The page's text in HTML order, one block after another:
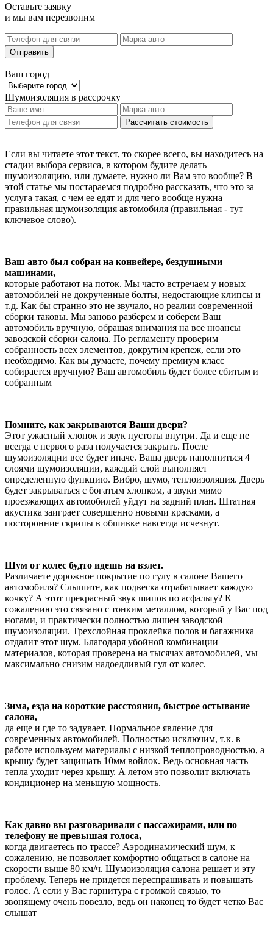
Оставьте заявку
и мы вам перезвоним
Отправить
Ваш город
Шумоизоляция в рассрочку
Рассчитать стоимость
Если вы читаете этот текст, то скорее всего, вы находитесь на
стадии выбора сервиса, в котором будите делать
шумоизоляцию, или думаете, нужно ли Вам это вообще? В
этой статье мы постараемся подробно рассказать, что это за
услуга такая, с чем ее едят и для чего вообще нужна
правильная шумоизоляция автомобиля (правильная - тут
ключевое слово).
Ваш авто был собран на конвейере, бездушными
машинами,
которые работают на поток. Мы часто встречаем у новых
автомобилей не докрученные болты, недостающие клипсы и
т.д. Как бы странно это не звучало, но реалии современной
сборки таковы. Мы заново разберем и соберем Ваш
автомобиль вручную, обращая внимания на все нюансы
заводской сборки салона. По регламенту проверим
собранность всех элементов, докрутим крепеж, если это
необходимо. Как вы думаете, почему премиум класс
собирается вручную? Ваш автомобиль будет более сбитым и
собранным
Помните, как закрываются Ваши двери?
Этот ужасный хлопок и звук пустоты внутри. Да и еще не
всегда с первого раза получается закрыть. После
шумоизоляции все будет иначе. Ваша дверь наполниться 4
слоями шумоизоляции, каждый слой выполняет
определенную функцию. Вибро, шумо, теплоизоляция. Дверь
будет закрываться с богатым хлопком, а звуки мимо
проезжающих автомобилей уйдут на задний план. Штатная
акустика заиграет совершенно новыми красками, а
посторонние скрипы в обшивке навсегда исчезнут.
Шум от колес будто идешь на взлет.
Различаете дорожное покрытие по гулу в салоне Вашего
автомобиля? Слышите, как подвеска отрабатывает каждую
кочку? А этот прекрасный звук шипов по асфальту? К
сожалению это связано с тонким металлом, который у Вас под
ногами, и практически полностью лишен заводской
шумоизоляции. Трехслойная проклейка полов и багажника
отдалит этот шум. Благодаря убойной комбинации
материалов, которая проверена на тысячах автомобилей, мы
максимально снизим надоедливый гул от колес.
Зима, езда на короткие расстояния, быстрое остывание
салона,
да еще и где то задувает. Нормальное явление для
современных автомобилей. Полностью исключим, т.к. в
работе используем материалы с низкой теплопроводностью, а
крышу будет защищать 10мм войлок. Ведь основная часть
тепла уходит через крышу. А летом это позволит включать
кондиционер на меньшую мощность.
Как давно вы разговаривали с пассажирами, или по
телефону не превышая голоса,
когда двигаетесь по трассе? Аэродинамический шум, к
сожалению, не позволяет комфортно общаться в салоне на
скорости выше 80 км/ч. Шумоизоляция салона решает и эту
проблему. Теперь не придется переспрашивать и повышать
голос. А если у Вас гарнитура с громкой связью, то
звонящему очень повезло, ведь он наконец то будет четко Вас
слышат